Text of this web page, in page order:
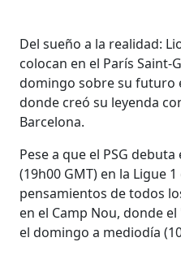
Del sueño a la realidad:
colocan en el París Saint-
domingo sobre su futuro
donde creó su leyenda
Barcelona.
Pese a que el PSG
(19h00 GMT) en la Ligue
pensamientos de todos
en el Camp Nou, donde
el domingo a mediodía